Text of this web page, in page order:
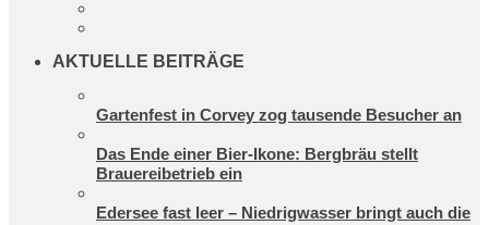
AKTUELLE BEITRÄGE
Gartenfest in Corvey zog tausende Besucher an
Das Ende einer Bier-Ikone: Bergbräu stellt
Brauereibetrieb ein
Edersee fast leer – Niedrigwasser bringt auch die